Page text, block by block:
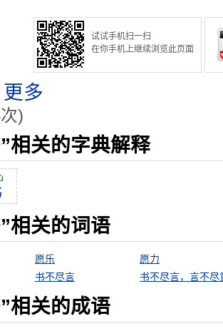
试试手机扫一扫
在你手机上继续浏览此页面
更多
)
相关的字典解释
相关的词语
愿乐
愿力
书不尽言 书不尽言，言不尽
相关的成语